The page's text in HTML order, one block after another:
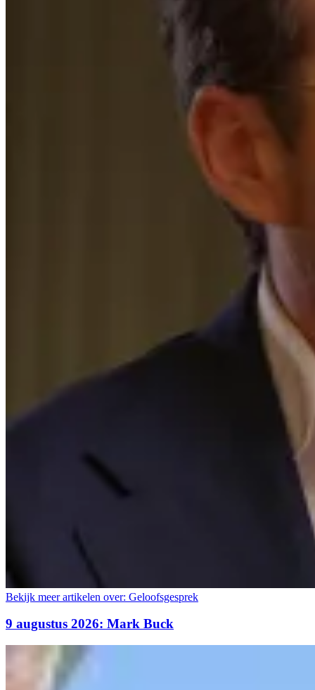
Bekijk meer artikelen over: Geloofsgesprek
9 augustus 2026: Mark Buck